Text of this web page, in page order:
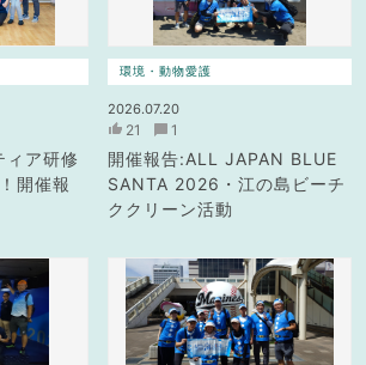
ィア研修
開催報
環境・動物愛護
2026.07.20
21 1
開催報告:ALL JAPAN BLUE
SANTA 2026・江の島ビーチ
ククリーン活動